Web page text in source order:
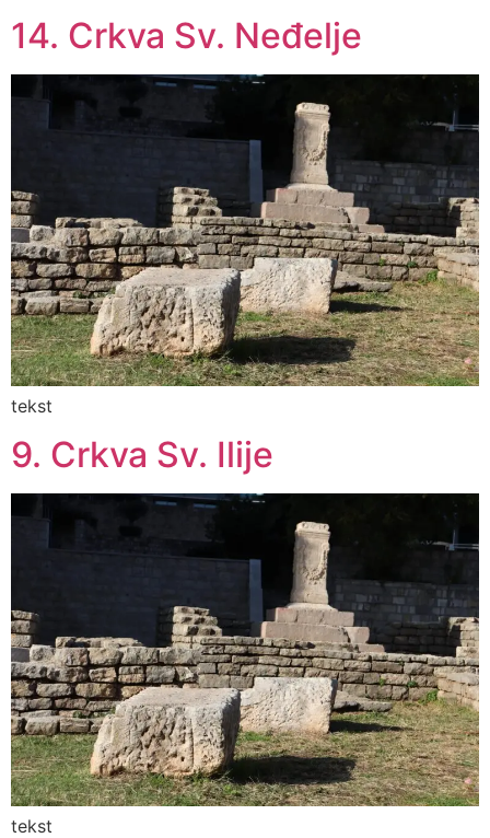
14. Crkva Sv. Neđelje
tekst
9. Crkva Sv. Ilije
tekst